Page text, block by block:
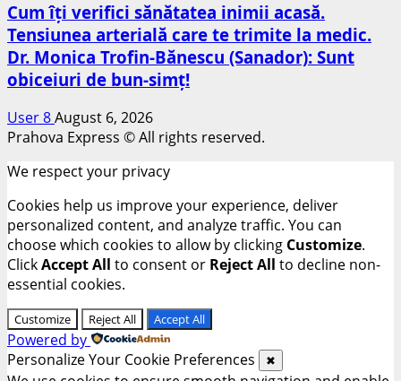
Cum îți verifici sănătatea inimii acasă.
Tensiunea arterială care te trimite la medic.
Dr. Monica Trofin-Bănescu (Sanador): Sunt
obiceiuri de bun-simț!
User 8August 6, 2026
Prahova Express © All rights reserved.
We respect your privacy
Cookies help us improve your experience, deliver
personalized content, and analyze traffic. You can
choose which cookies to allow by clicking Customize.
ClickAccept All to consent or Reject All to decline non-
essential cookies.
Customize Reject All Accept All
Powered by
Personalize Your Cookie Preferences
✖